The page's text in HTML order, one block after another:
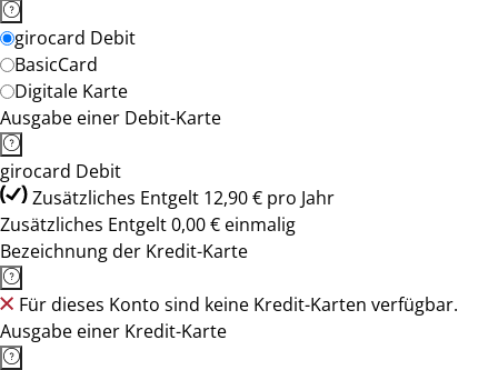
girocard Debit
BasicCard
Digitale Karte
Ausgabe einer Debit-Karte
girocard Debit
Zusätzliches Entgelt 12,90 € pro Jahr
Zusätzliches Entgelt 0,00 € einmalig
Bezeichnung der Kredit-Karte
Für dieses Konto sind keine Kredit-Karten verfügbar.
Ausgabe einer Kredit-Karte